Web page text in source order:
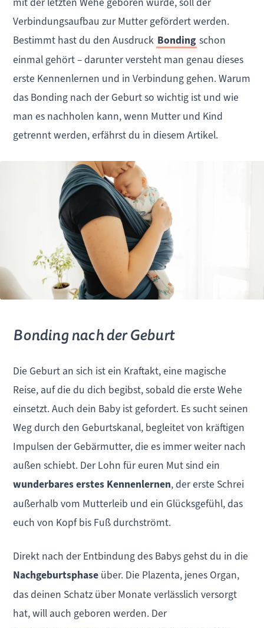
mit der letzten Wehe geboren wurde, soll der
Verbindungsaufbau zur Mutter gefördert werden.
Bestimmt hast du den Ausdruck Bonding schon
einmal gehört – darunter versteht man genau dieses
erste Kennenlernen und in Verbindung gehen. Warum
das Bonding nach der Geburt so wichtig ist und wie
man es nachholen kann, wenn Mutter und Kind
getrennt werden, erfährst du in diesem Artikel.
Bonding nach der Geburt
Die Geburt an sich ist ein Kraftakt, eine magische
Reise, auf die du dich begibst, sobald die erste Wehe
einsetzt. Auch dein Baby ist gefordert. Es sucht seinen
Weg durch den Geburtskanal, begleitet von kräftigen
Impulsen der Gebärmutter, die es immer weiter nach
außen schiebt. Der Lohn für euren Mut sind ein
wunderbares erstes Kennenlernen, der erste Schrei
außerhalb vom Mutterleib und ein Glücksgefühl, das
euch von Kopf bis Fuß durchströmt.
Direkt nach der Entbindung des Babys gehst du in die
Nachgeburtsphase über. Die Plazenta, jenes Organ,
das deinen Schatz über Monate verlässlich versorgt
hat, will auch geboren werden. Der